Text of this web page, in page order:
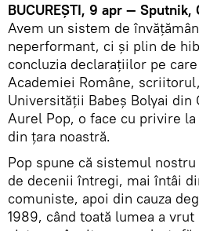
BUCUREŞTI, 9 apr — Sputnik,
Avem un sistem de
neperformant, ci şi plin de
concluzia declaraţiilor pe
Academiei Române,
Universităţii Babeş Bolyai din
Aurel Pop, o face cu privire
din ţara noastră.
Pop spune că sistemul
de decenii întregi, mai întâi
comuniste, apoi din cauza
1989, când toată lumea a